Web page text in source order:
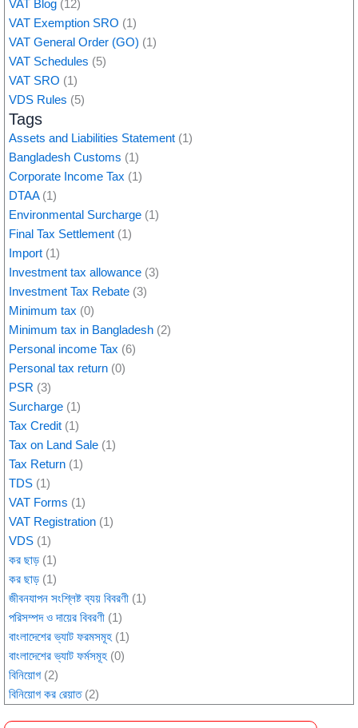
VAT Blog (12)
VAT Exemption SRO (1)
VAT General Order (GO) (1)
VAT Schedules (5)
VAT SRO (1)
VDS Rules (5)
Tags
Assets and Liabilities Statement (1)
Bangladesh Customs (1)
Corporate Income Tax (1)
DTAA(1)
Environmental Surcharge (1)
Final Tax Settlement (1)
Import (1)
Investment tax allowance (3)
Investment Tax Rebate (3)
Minimum tax (0)
Minimum tax in Bangladesh (2)
Personal income Tax (6)
Personal tax return (0)
PSR (3)
Surcharge (1)
Tax Credit (1)
Tax on Land Sale (1)
Tax Return (1)
TDS (1)
VAT Forms (1)
VAT Registration (1)
VDS (1)
কর ছাড় (1)
কর ছাড় (1)
জীবনযাপন সংশ্লিষ্ট ব্যয় বিবরণী (1)
পরিসম্পদ ও দায়ের বিবরণী (1)
বাংলাদেশের ভ্যাট ফরমসমূহ (1)
বাংলাদেশের ভ্যাট ফর্মসমূহ (0)
বিনিয়োগ (2)
বিনিয়োগ কর রেয়াত(2)